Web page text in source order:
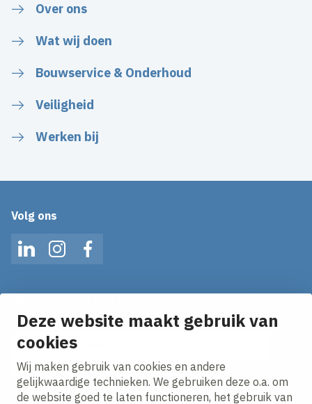
Deze website maakt gebruik van
cookies
Wij maken gebruik van cookies en andere
gelijkwaardige technieken. We gebruiken deze o.a. om
de website goed te laten functioneren, het gebruik van
Over ons
Wat wij doen
Bouwservice & Onderhoud
Veiligheid
Werken bij
Volg ons
LinkedInInstagramFacebook
Ontvang onze nieuws alerts in je mailbox!
E-mailadres
Ik ga akkoord met hetprivacy statement.